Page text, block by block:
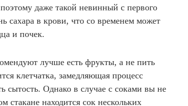
даже такой невинный с первого
сахара в крови, что со временем может
и почек.
лучше есть фрукты, а не пить
клетчатка, замедляющая процесс
сытость. Однако в случае с соками вы не
стакане находится сок нескольких